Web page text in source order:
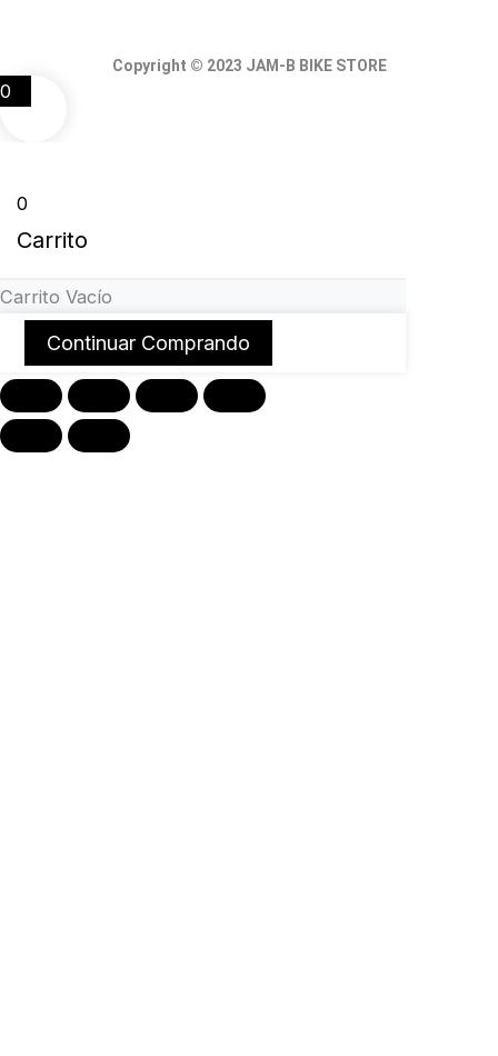
Copyright © 2023 JAM-B BIKE STORE
0
0
Carrito
Carrito Vacío
Continuar Comprando